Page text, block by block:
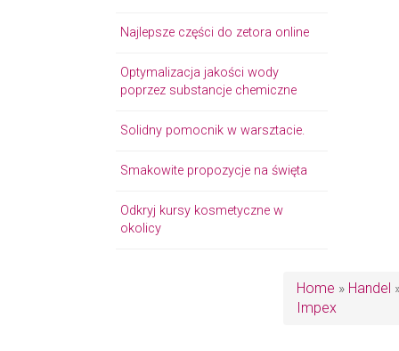
Najlepsze części do zetora online
Optymalizacja jakości wody
poprzez substancje chemiczne
Solidny pomocnik w warsztacie.
Smakowite propozycje na święta
Odkryj kursy kosmetyczne w
okolicy
Home » Handel
Impex